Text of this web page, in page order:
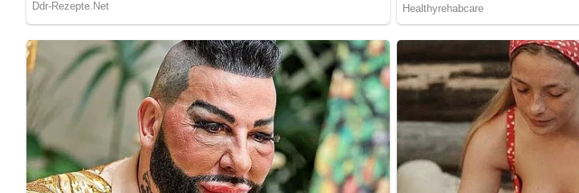
Portionen:4 Portionen
Zutaten
500 g Leberkäse, in Scheiben geschnitten
Öl zum Grillen
Zwiebeln, in Ringe geschnitten